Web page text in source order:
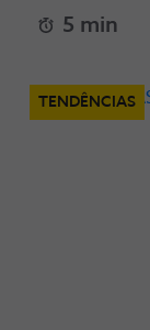
5 min
TENDÊNCIAS